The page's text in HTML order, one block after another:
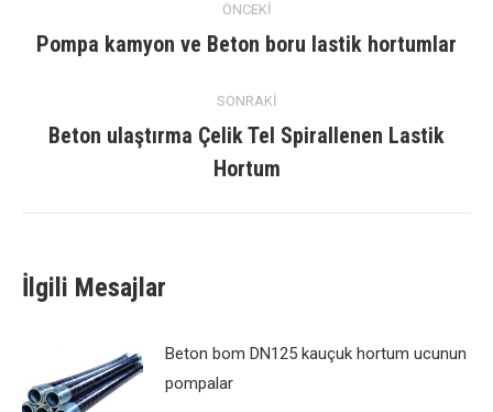
gönderisi
ÖNCEKI
Önceki
Pompa kamyon ve Beton boru lastik hortumlar
SONRAKI
Sonraki
mesaj:
Beton ulaştırma Çelik Tel Spirallenen Lastik
Hortum
İlgili Mesajlar
Beton bom DN125 kauçuk hortum ucunun
pompalar